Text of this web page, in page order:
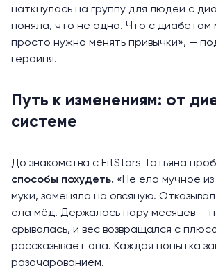
наткнулась на группу для людей с
поняла, что не одна. Что с диабетом
просто нужно менять привычки», —
героиня.
Путь к изменениям: от
системе
До знакомства с FitStars Татьяна
способы похудеть. «Не ела мучное
муки, заменяла на овсяную.
ела мёд. Держалась пару месяцев —
срывалась, и вес возвращался с
рассказывает она. Каждая попытка
разочарованием.